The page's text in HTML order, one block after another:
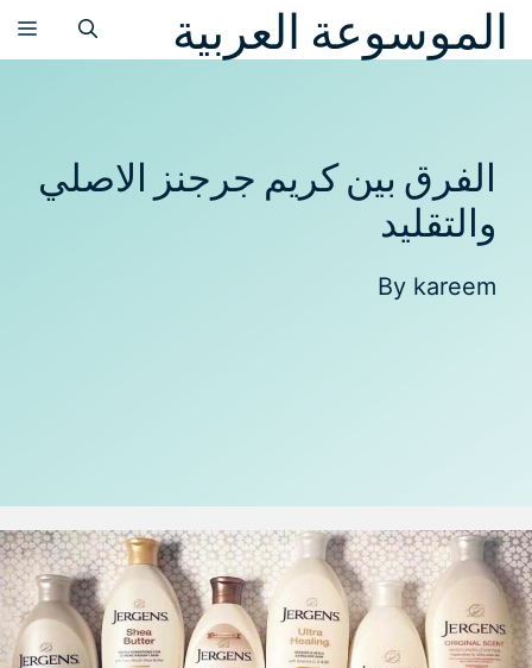
انتقلالموسوعة العربية
الفرق بين كريم جرجنز الاصلي
والتقليد
By kareem